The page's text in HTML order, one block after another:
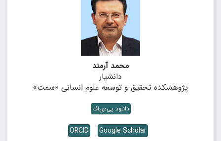
محمد آرمند
دانشیار
پژوهشکده تحقیق و توسعه علوم انسانی «سمت»
دانلود پی‌دی‌اف
Google Scholar
ORCID